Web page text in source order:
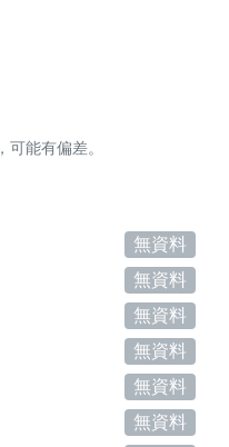
能有偏差。
無資料
無資料
無資料
無資料
無資料
無資料